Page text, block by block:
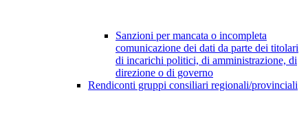
Sanzioni per mancata o incompleta
comunicazione dei dati da parte dei titolari
di incarichi politici, di amministrazione, di
direzione o di governo
Rendiconti gruppi consiliari regionali/provinciali